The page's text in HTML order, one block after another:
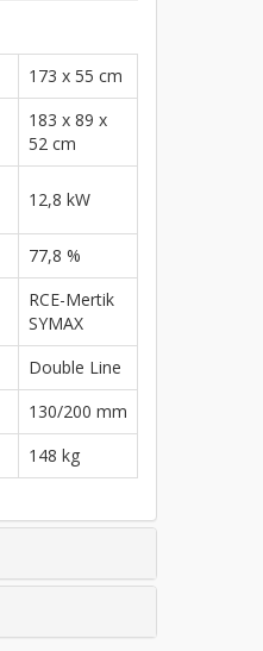
173 x 55 cm
183 x 89 x
52 cm
12,8 kW
77,8 %
RCE-Mertik
SYMAX
Double Line
130/200 mm
148 kg